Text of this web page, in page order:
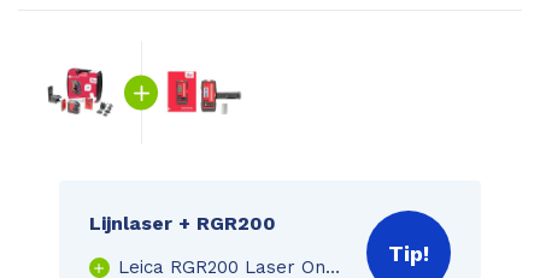
Lijnlaser + RGR200
Leica RGR200 Laser Ontvanger
Tip!